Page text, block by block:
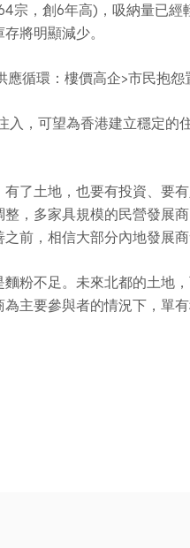
宗，創6年高)，吸納量已
將明顯減少。
循環：樓價高企>市民抱
，可望為香港建立穩定
了土地，也要有投資、要
，多家具規模的民營發展
前，相信大部分內地發展
粉不足。未來北都的土地
主要參與者的情況下，單